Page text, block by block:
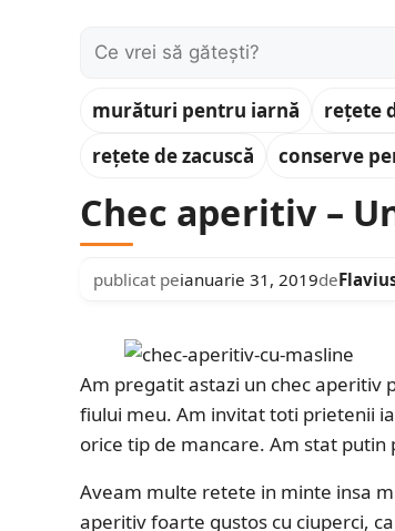
Caută:
murături pentru iarnă rețete
rețete de zacuscă
conserve
Chec aperitiv –
publicat peianuarie 31, 2019de
Am pregatit astazi un chec aperitiv
fiului meu. Am invitat toti prietenii
orice tip de mancare. Am stat
Aveam multe retete in minte insa
aperitiv foarte gustos cu ciuperci,